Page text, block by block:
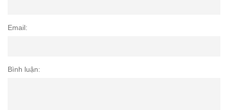
Email:
Bình luận: